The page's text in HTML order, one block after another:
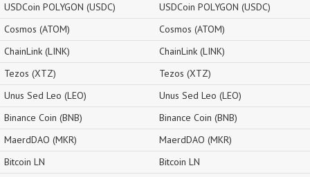
USDCoin POLYGON (USDC)
Cosmos (ATOM)
ChainLink (LINK)
Tezos (XTZ)
Unus Sed Leo (LEO)
Binance Coin (BNB)
MaerdDAO (MKR)
Bitcoin LN
USDCoin POLYGON (USDC)
Cosmos (ATOM)
ChainLink (LINK)
Tezos (XTZ)
Unus Sed Leo (LEO)
Binance Coin (BNB)
MaerdDAO (MKR)
Bitcoin LN